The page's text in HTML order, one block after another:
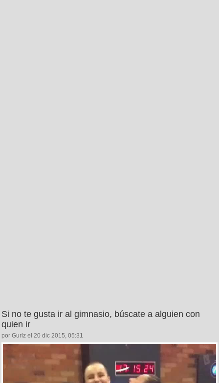
Si no te gusta ir al gimnasio, búscate a alguien con
quien ir
por Gurlz el 20 dic 2015, 05:31